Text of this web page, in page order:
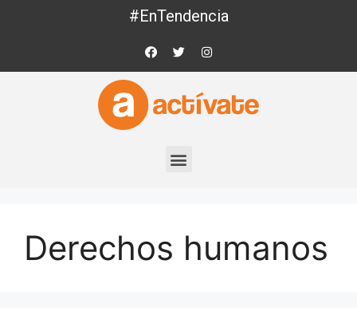
#EnTendencia
Derechos humanos